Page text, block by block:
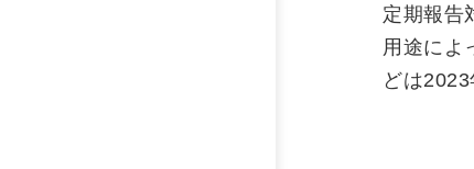
定期報告
用途によ
どは